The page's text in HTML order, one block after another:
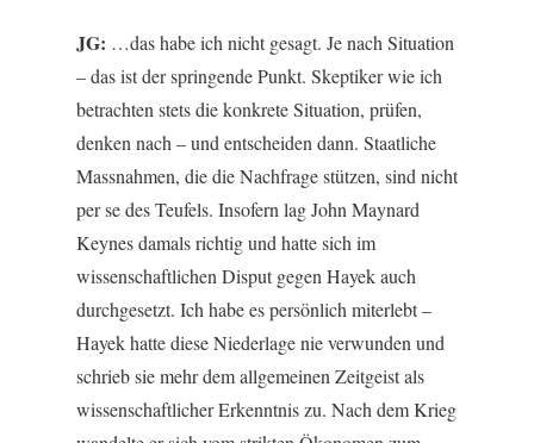
JG: …das habe ich nicht gesagt. Je nach Situation
– das ist der springende Punkt. Skeptiker wie ich
betrachten stets die konkrete Situation, prüfen,
denken nach – und entscheiden dann. Staatliche
Massnahmen, die die Nachfrage stützen, sind nicht
per se des Teufels. Insofern lag John Maynard
Keynes damals richtig und hatte sich im
wissenschaftlichen Disput gegen Hayek auch
durchgesetzt. Ich habe es persönlich miterlebt –
Hayek hatte diese Niederlage nie verwunden und
schrieb sie mehr dem allgemeinen Zeitgeist als
wissenschaftlicher Erkenntnis zu. Nach dem Krieg